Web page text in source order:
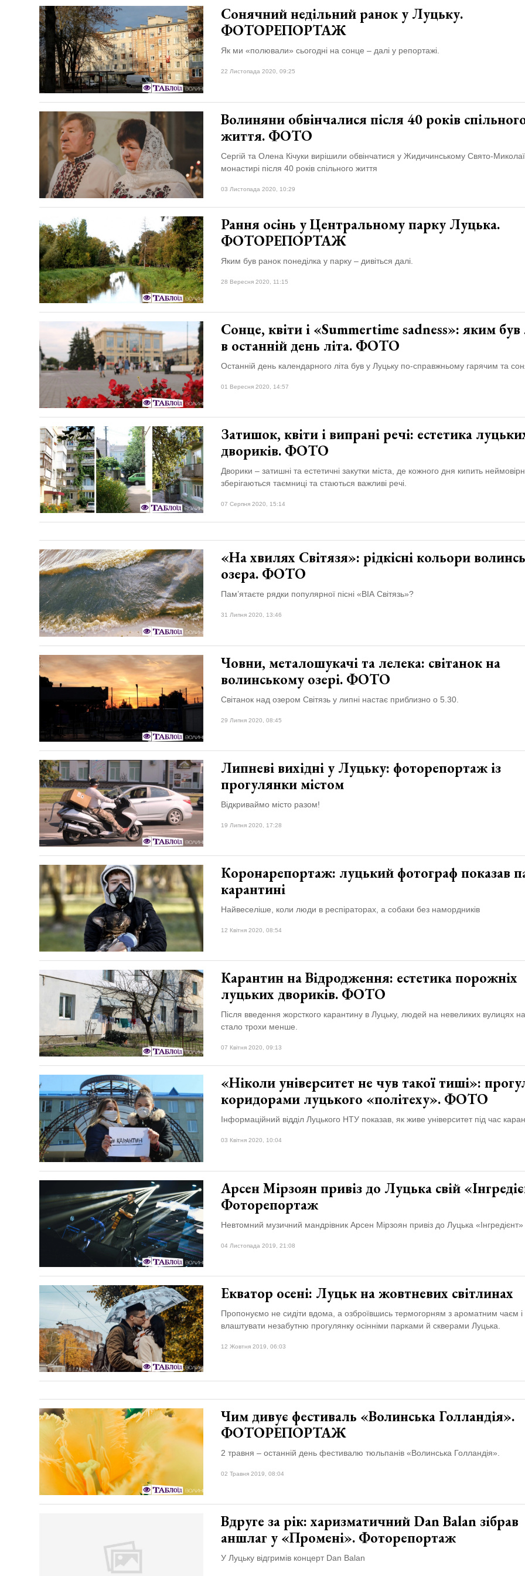
Сонячний недільний ранок у Луцьку.
ФОТОРЕПОРТАЖ
Як ми «полювали» сьогодні на сонце – далі у репортажі.
22 Листопада 2020, 09:25
Волиняни обвінчалися після 40 років
життя. ФОТО
Сергій та Олена Кічуки вирішили обвінчатися у Жидичинському Свято-
монастирі після 40 років спільного життя
03 Листопада 2020, 10:29
Рання осінь у Центральному парку Луцька.
ФОТОРЕПОРТАЖ
Яким був ранок понеділка у парку – дивіться далі.
28 Вересня 2020, 11:15
Сонце, квіти і «Summertime sadness»: яким
в останній день літа. ФОТО
Останній день календарного літа був у Луцьку по-справжньому гарячим та
01 Вересня 2020, 14:57
Затишок, квіти і випрані речі: естетика
двориків. ФОТО
Дворики – затишні та естетичні закутки міста, де кожного дня кипить
зберігаються таємниці та стаються важливі речі.
07 Серпня 2020, 15:14
«На хвилях Світязя»: рідкісні кольори
озера. ФОТО
Пам’ятаєте рядки популярної пісні «ВІА Світязь»?
31 Липня 2020, 13:46
Човни, металошукачі та лелека: світанок на
волинському озері. ФОТО
Світанок над озером Світязь у липні настає приблизно о 5.30.
29 Липня 2020, 08:45
Липневі вихідні у Луцьку: фоторепортаж із
прогулянки містом
Відкриваймо місто разом!
19 Липня 2020, 17:28
Коронарепортаж: луцький фотограф показав
карантині
Найвеселіше, коли люди в респіраторах, а собаки без намордників
12 Квітня 2020, 08:54
Карантин на Відродження: естетика порожніх
луцьких двориків. ФОТО
Після введення жорсткого карантину в Луцьку, людей на невеликих вулицях
стало трохи менше.
07 Квітня 2020, 09:13
«Ніколи університет не чув такої тиші»:
коридорами луцького «політеху». ФОТО
Інформаційний відділ Луцького НТУ показав, як живе університет під час
03 Квітня 2020, 10:04
Арсен Мірзоян привіз до Луцька свій
Фоторепортаж
Невтомний музичний мандрівник Арсен Мірзоян привіз до Луцька «Інгредієнт»
04 Листопада 2019, 21:08
Екватор осені: Луцьк на жовтневих світлинах
Пропонуємо не сидіти вдома, а озброївшись термогорням з ароматним чаєм і
влаштувати незабутню прогулянку осінніми парками й скверами Луцька.
12 Жовтня 2019, 06:03
Чим дивує фестиваль «Волинська Голландія».
ФОТОРЕПОРТАЖ
2 травня – останній день фестивалю тюльпанів «Волинська Голландія».
02 Травня 2019, 08:04
Вдруге за рік: харизматичний Dan Balan зібрав
аншлаг у «Промені». Фоторепортаж
У Луцьку відгримів концерт Dan Balan